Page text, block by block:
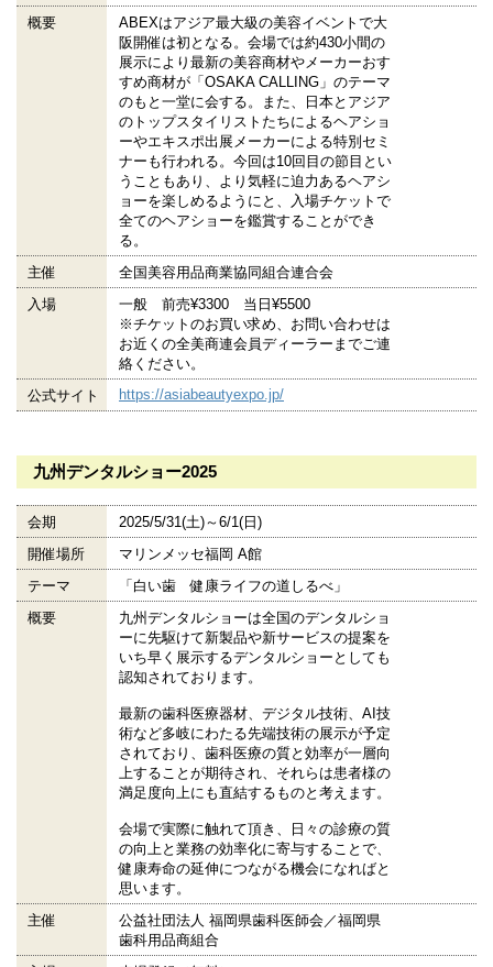
概要
ABEXはアジア最大級の美容イベントで大
阪開催は初となる。会場では約430小間の
展示により最新の美容商材やメーカーおす
すめ商材が「OSAKA CALLING」のテーマ
のもと一堂に会する。また、日本とアジア
のトップスタイリストたちによるヘアショ
ーやエキスポ出展メーカーによる特別セミ
ナーも行われる。今回は10回目の節目とい
うこともあり、より気軽に迫力あるヘアシ
ョーを楽しめるようにと、入場チケットで
全てのヘアショーを鑑賞することができ
る。
主催
全国美容用品商業協同組合連合会
入場
一般 前売¥3300 当日¥5500
※チケットのお買い求め、お問い合わせは
お近くの全美商連会員ディーラーまでご連
絡ください。
公式サイト
https://asiabeautyexpo.jp/
九州デンタルショー2025
会期
2025/5/31(土)～6/1(日)
開催場所
マリンメッセ福岡 A館
テーマ
「白い歯 健康ライフの道しるべ」
概要
九州デンタルショーは全国のデンタルショ
ーに先駆けて新製品や新サービスの提案を
いち早く展示するデンタルショーとしても
認知されております。
最新の歯科医療器材、デジタル技術、AI技
術など多岐にわたる先端技術の展示が予定
されており、歯科医療の質と効率が一層向
上することが期待され、それらは患者様の
満足度向上にも直結するものと考えます。
会場で実際に触れて頂き、日々の診療の質
の向上と業務の効率化に寄与することで、
健康寿命の延伸につながる機会になればと
思います。
主催
公益社団法人 福岡県歯科医師会／福岡県
歯科用品商組合